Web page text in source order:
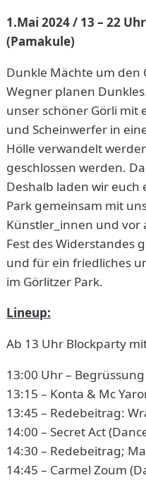
1.Mai 2024 / 13 – 22
(Pamakule)
Dunkle Mächte um den
Wegner planen
unser schöner Görli mit
und Scheinwerfer in
Hölle verwandelt
geschlossen werden.
Deshalb laden wir euch
Park gemeinsam mit
Künstler_innen und vor
Fest des Widerstandes
und für ein friedliches
im Görlitzer Park.
Lineup:
Ab 13 Uhr Blockparty
13:00 Uhr – Begrüssung
13:15 – Konta & Mc
13:45 – Redebeitrag:
14:00 – Secret Act
14:30 – Redebeitrag;
14:45 – Carmel Zoum